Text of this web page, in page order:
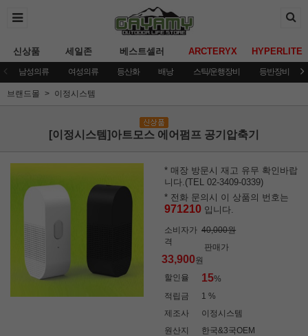
신상품 세일존 베스트셀러 ARCTERYX HYPERLITE
남성의류 여성의류 등산화 배낭 스틱/운행장비 등반장비
브랜드몰 이정시스템
[이정시스템]아트모스 에어펌프 공기압축기
* 매장 방문시 재고 유무 확인바랍
니다.(TEL 02-3409-0339)
* 전화 문의시 이 상품의 번호는
971210 입니다.
소비자가
격
40,000원
판매가
33,900원
할인율
15%
적립금
1 %
제조사
이정시스템
원산지
한국&3국OEM